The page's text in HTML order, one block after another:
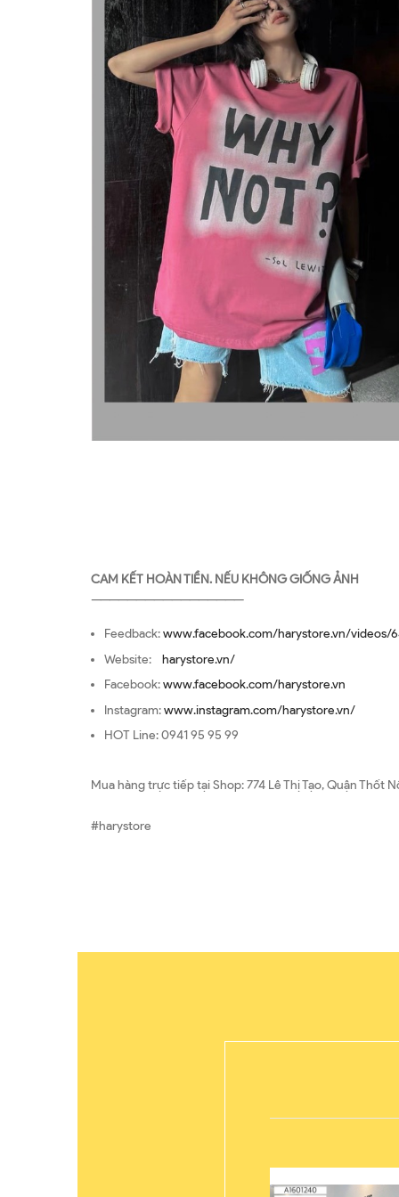
CAM KẾT HOÀN TIỀN. NẾU KHÔNG GIỐNG ẢNH
—————————————————
Feedback:www.facebook.com/harystore.vn/videos/
Website: harystore.vn/
Facebook:www.facebook.com/harystore.vn
Instagram:www.instagram.com/harystore.vn/
HOT Line: 0941 95 95 99
Mua hàng trực tiếp tại Shop: 774 Lê Thị Tạo, Quận Thốt
#harystore